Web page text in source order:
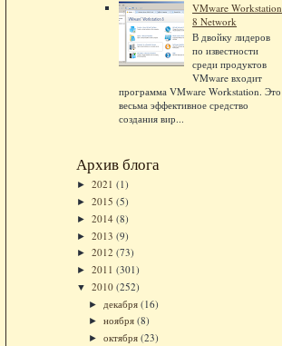
VMware Workstation
8 Network
В двойку лидеров
по известности
среди продуктов
VMware входит
программа VMware Workstation. Это
весьма эффективное средство
создания вир...
Архив блога
► 2021 (1)
► 2015 (5)
► 2014 (8)
► 2013 (9)
► 2012 (73)
► 2011 (301)
▼ 2010 (252)
► декабря (16)
► ноября (8)
► октября (23)